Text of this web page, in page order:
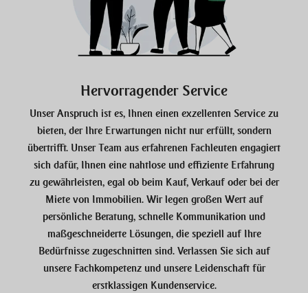
Hervorragender Service
Unser Anspruch ist es, Ihnen einen exzellenten Service zu
bieten, der Ihre Erwartungen nicht nur erfüllt, sondern
übertrifft. Unser Team aus erfahrenen Fachleuten engagiert
sich dafür, Ihnen eine nahtlose und effiziente Erfahrung
zu gewährleisten, egal ob beim Kauf, Verkauf oder bei der
Miete von Immobilien. Wir legen großen Wert auf
persönliche Beratung, schnelle Kommunikation und
maßgeschneiderte Lösungen, die speziell auf Ihre
Bedürfnisse zugeschnitten sind. Verlassen Sie sich auf
unsere Fachkompetenz und unsere Leidenschaft für
erstklassigen Kundenservice.